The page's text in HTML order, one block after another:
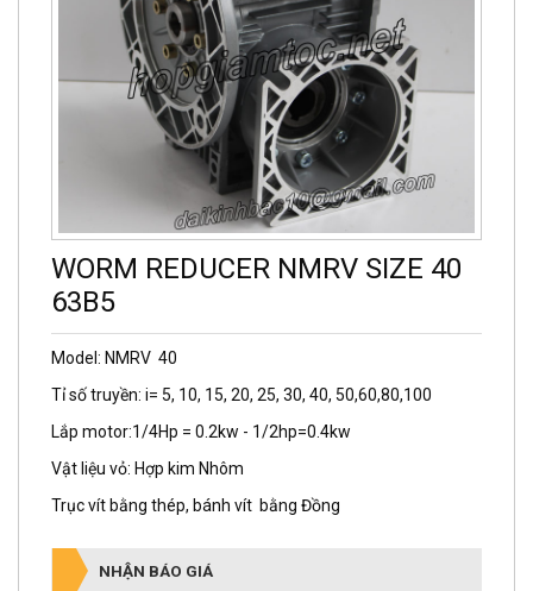
WORM REDUCER NMRV SIZE 40
63B5
Model: NMRV 40
Tỉ số truyền: i= 5, 10, 15, 20, 25, 30, 40, 50,60,80,100
Lắp motor:1/4Hp = 0.2kw - 1/2hp=0.4kw
Vật liệu vỏ: Hợp kim Nhôm
Trục vít bằng thép, bánh vít bằng Đồng
NHẬN BÁO GIÁ